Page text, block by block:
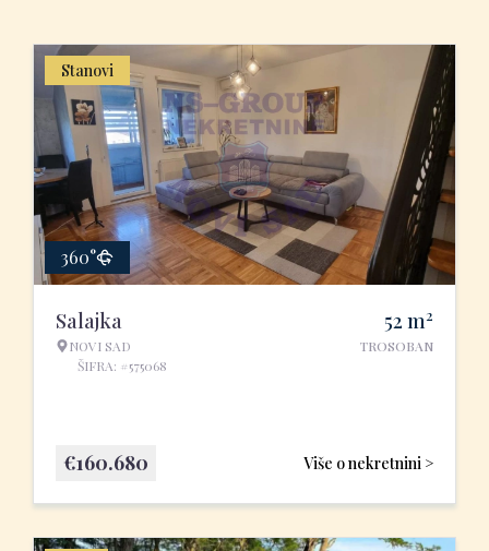
Stanovi
360°
Salajka
NOVI SAD
ŠIFRA: #575068
52 m2
TROSOBAN
Više o nekretnini >
€160.680